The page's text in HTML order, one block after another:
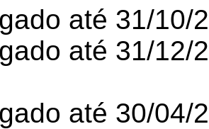
até 31/10/
até 31/12/
até 30/04/